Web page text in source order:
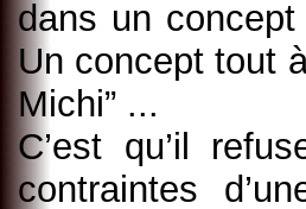
dans un
Un concept tout
Michi” ...
C’est qu’il
contraintes